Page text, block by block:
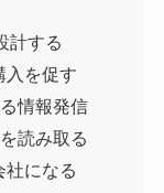
計する
入を促す
情報発信
読み取る
社になる